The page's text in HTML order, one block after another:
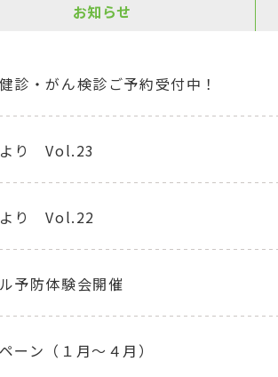
お知らせ
診・がん検診ご予約受付中！
より Vol.23
より Vol.22
予防体験会開催
ーン（１月～４月）